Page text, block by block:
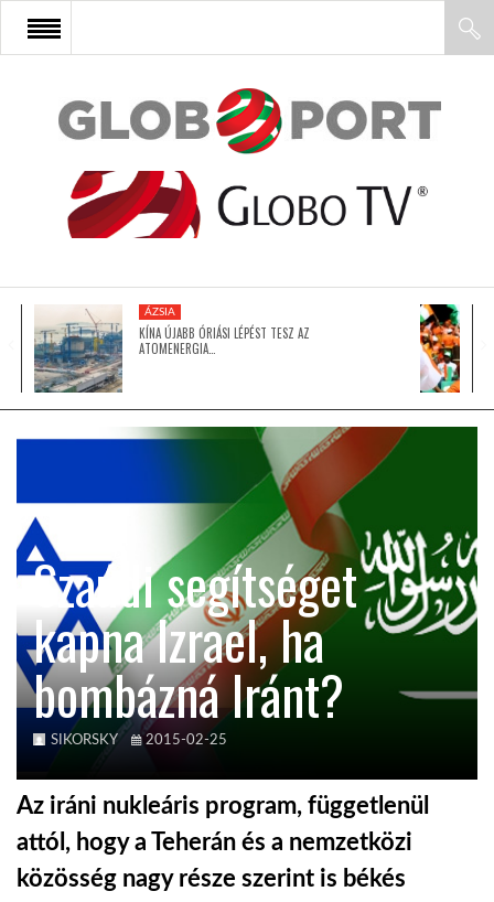
FŐOLDAL
AFRIKA
ÁZSIA
KÖZEL-KELET
AUSZTRÁLIA
A VILÁG ITTHON
MÉDIA
GLOBOTV BP
ÁZSIA
KÍNA ÚJABB ÓRIÁSI LÉPÉST TESZ AZ
ATOMENERGIA…
Szaúdi segítséget
kapna Izrael, ha
bombázná Iránt?
SIKORSKY 2015-02-25
Az iráni nukleáris program, függetlenül
attól, hogy a Teherán és a nemzetközi
közösség nagy része szerint is békés